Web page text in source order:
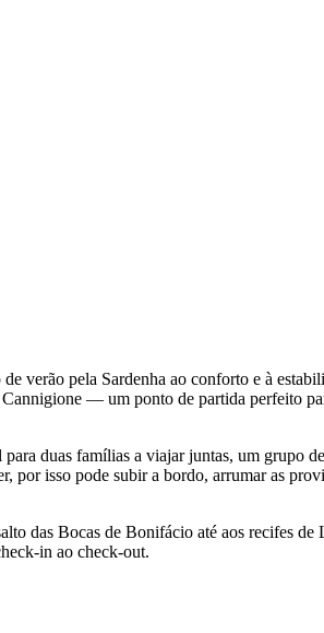
verão pela Sardenha ao conforto e à
— um ponto de partida perfeito
duas famílias a viajar juntas, um grupo
por isso pode subir a bordo, arrumar as
das Bocas de Bonifácio até aos recifes
in ao check-out.